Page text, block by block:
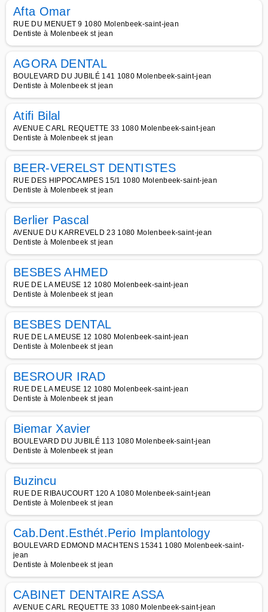
Afta Omar
RUE DU MENUET 9 1080 Molenbeek-saint-jean
Dentiste à Molenbeek st jean
AGORA DENTAL
BOULEVARD DU JUBILÉ 141 1080 Molenbeek-saint-jean
Dentiste à Molenbeek st jean
Atifi Bilal
AVENUE CARL REQUETTE 33 1080 Molenbeek-saint-jean
Dentiste à Molenbeek st jean
BEER-VERELST DENTISTES
RUE DES HIPPOCAMPES 15/1 1080 Molenbeek-saint-jean
Dentiste à Molenbeek st jean
Berlier Pascal
AVENUE DU KARREVELD 23 1080 Molenbeek-saint-jean
Dentiste à Molenbeek st jean
BESBES AHMED
RUE DE LA MEUSE 12 1080 Molenbeek-saint-jean
Dentiste à Molenbeek st jean
BESBES DENTAL
RUE DE LA MEUSE 12 1080 Molenbeek-saint-jean
Dentiste à Molenbeek st jean
BESROUR IRAD
RUE DE LA MEUSE 12 1080 Molenbeek-saint-jean
Dentiste à Molenbeek st jean
Biemar Xavier
BOULEVARD DU JUBILÉ 113 1080 Molenbeek-saint-jean
Dentiste à Molenbeek st jean
Buzincu
RUE DE RIBAUCOURT 120 A 1080 Molenbeek-saint-jean
Dentiste à Molenbeek st jean
Cab.Dent.Esthét.Perio Implantology
BOULEVARD EDMOND MACHTENS 15341 1080 Molenbeek-saint-
jean
Dentiste à Molenbeek st jean
CABINET DENTAIRE ASSA
AVENUE CARL REQUETTE 33 1080 Molenbeek-saint-jean